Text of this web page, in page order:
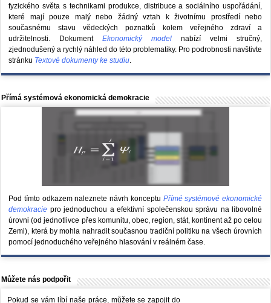
fyzického světa s technikami produkce, distribuce a sociálního uspořádání,
které mají pouze malý nebo žádný vztah k životnímu prostředí nebo
současnému stavu vědeckých poznatků kolem veřejného zdraví a
udržitelnosti. DokumentEkonomický model nabízí velmi stručný,
zjednodušený a rychlý náhled do této problematiky. Pro podrobnosti navštivte
stránku Textové dokumenty ke studiu.
Přímá systémová ekonomická demokracie
Pod tímto odkazem naleznete návrh konceptu Přímé systémové ekonomické
demokracie pro jednoduchou a efektivní společenskou správu na libovolné
úrovni (od jednotlivce přes komunitu, obec, region, stát, kontinent až po celou
Zemi), která by mohla nahradit současnou tradiční politiku na všech úrovních
pomocí jednoduchého veřejného hlasování v reálném čase.
Můžete nás podpořit
Pokud se vám líbí naše práce, můžete se zapojit do